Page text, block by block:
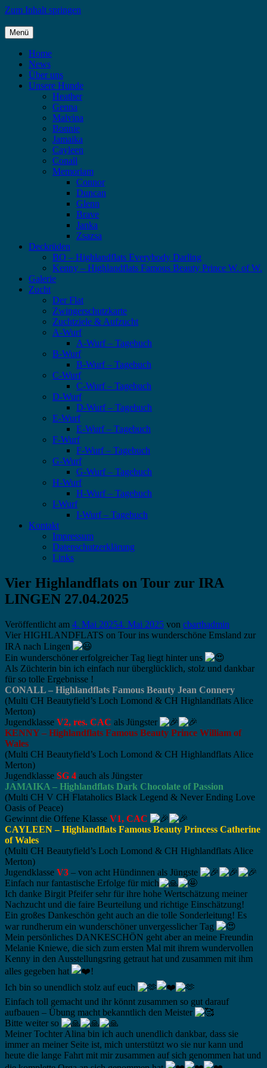
Zum Inhalt springen
Highlandflats – Flat Coated Retriever
Menü
Home
News
Über uns
Unsere Hunde
Heather
Genna
Malvina
Bonnie
Jamaika
Cayleen
Conall
Memoriam
Connor
Duncan
Glenn
Brave
Janka
Zsazsa
Deckrüden
BO – Highlandflats Everybody Darling
Kenny – Highlandflats Famous Beauty Prince W. of W.
Galerie
Zucht
Der Flat
Zwingerschutzkarte
Zuchtziele & Aufzucht
A-Wurf
A-Wurf – Tagebuch
B-Wurf
B-Wurf – Tagebuch
C-Wurf
C-Wurf – Tagebuch
D-Wurf
D-Wurf – Tagebuch
E-Wurf
E-Wurf – Tagebuch
F-Wurf
F-Wurf – Tagebuch
G-Wurf
G-Wurf – Tagebuch
H-Wurf
H-Wurf – Tagebuch
I-Wurf
I-Wurf – Tagebuch
Kontakt
Impressum
Datenschutzerklärung
Links
Vier Highlandflats on Tour zur IRA
LINGEN 27.04.2025
Veröffentlicht am 4. Mai 20254. Mai 2025 von cbarthadmin
Vier HIGHLANDFLATS on Tour ins wunderschöne Emsland zur
IRA nach Lingen
Ein wunderschöner erfolgreicher Tag liegt hinter uns
Als Züchterin bin ich einfach nur überglücklich, stolz und dankbar
für so tolle Ergebnisse !
CONALL – Highlandflats Famous Beauty Jean Connery
(Multi CH Beautyfield’s Loch Lomond & CH Highlandflats Alice
Merton)
Jugendklasse V2, res. CAC als Jüngster
KENNY – Highlandflats Famous Beauty Prince William of
Wales
(Multi CH Beautyfield’s Loch Lomond & CH Highlandflats Alice
Merton)
Jugendklasse SG 4 auch als Jüngster
JAMAIKA – Highlandflats Dark Chocolate of Passion
(Multi CH V CH Flataholics Black Legend & Never Ending Love
Oasis of Peace)
Gewinnt die Offene Klasse V1, CAC
CAYLEEN – Highlandflats Famous Beauty Princess Catherine
of Wales
(Multi CH Beautyfield’s Loch Lomond & CH Highlandflats Alice
Merton)
Jugendklasse V3 – von acht Hündinnen als Jüngste
Einfach nur fantastische Erfolge für mich
Ich danke Birgit Pfeifer sehr für ihre hohe Wertschätzung meiner
Nachzucht und die faire Beurteilung und richtige Einschätzung!
Ein großes Dankeschön geht auch an die tolle Sonderleitung! Es
war rundherum ein wunderschöner unvergesslicher Tag
Mein persönliches DANKESCHÖN geht aber an meine Freundin
Melanie Kniewe, die sich zum ersten Mal mit ihrem wundervollen
Kenny in den Ausstellungsring getraut hat und zusammen mit ihm
alles gegeben hat
!
Ich bin so unendlich stolz auf euch
Einfach toll gemacht und ihr könnt zusammen so gut darauf
aufbauen – Übung macht bekanntlich den Meister
Bitte weiter so
Meiner Tochter Alina bin ich auch unendlich dankbar, dass sie
immer an meiner Seite ist, mich unterstützt wo sie nur kann und
heute die lange Fahrt mit mir zusammen auf sich genommen hat und